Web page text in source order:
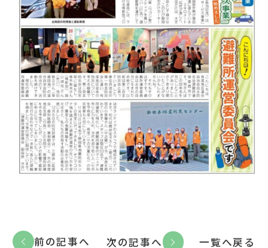
前の記事へ 一覧へ戻る
次の記事へ